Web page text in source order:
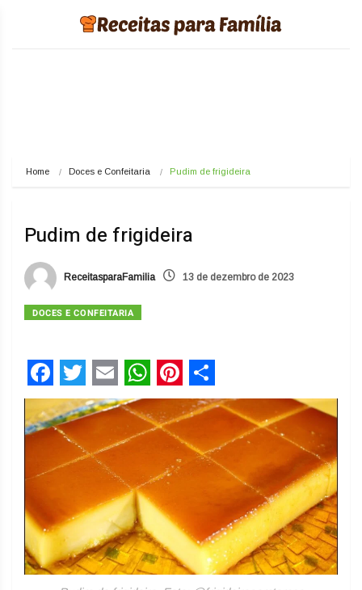
Home Doces e Confeitaria Pudim de frigideira
Pudim de frigideira
ReceitasparaFamilia 13 de dezembro de 2023
DOCES E CONFEITARIA
Facebook
Twitter
EmailWhatsApp
Pinterest
Share